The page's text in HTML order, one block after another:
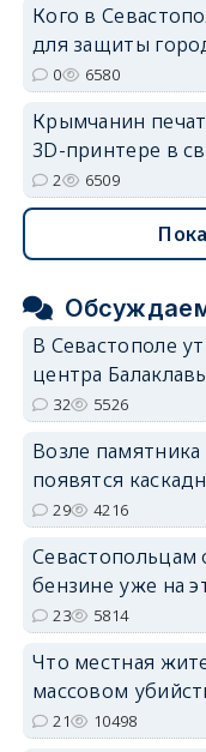
Кого в
для защиты
0 6580
Крымчанин
3D-принтере в
2 6509
В Севастополе
центра
32 5526
Возле
появятся
29 4216
бензине уже на
23 5814
Что местная
массовом
21 10498